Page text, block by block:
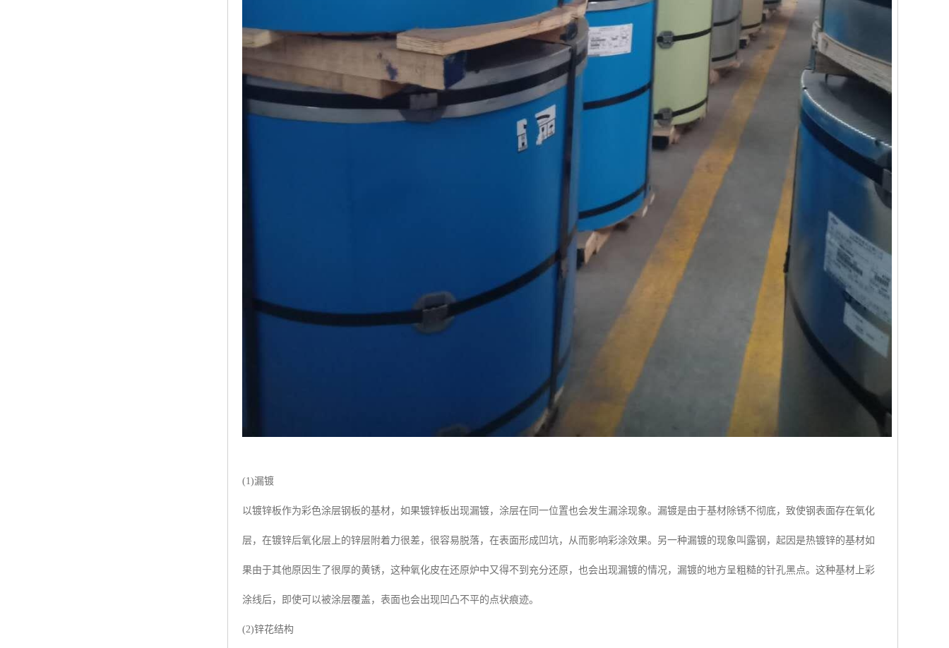
(1)漏镀
以镀锌板作为彩色涂层钢板的基材，如果镀锌板出现漏镀，涂层在同一位置也会发生漏涂现象。漏镀是由于基材除锈不彻底，致使钢表面存在氧化
层，在镀锌后氧化层上的锌层附着力很差，很容易脱落，在表面形成凹坑，从而影响彩涂效果。另一种漏镀的现象叫露钢，起因是热镀锌的基材如
果由于其他原因生了很厚的黄锈，这种氧化皮在还原炉中又得不到充分还原，也会出现漏镀的情况，漏镀的地方呈粗糙的针孔黑点。这种基材上彩
涂线后，即使可以被涂层覆盖，表面也会出现凹凸不平的点状痕迹。
(2)锌花结构